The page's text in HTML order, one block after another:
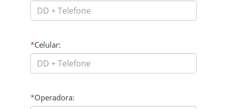
*Celular:
*Operadora: